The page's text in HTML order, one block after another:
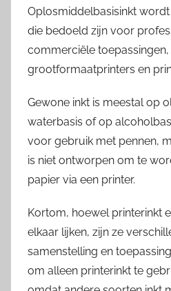
Oplosmiddelbasisinkt
die bedoeld zijn voor
commerciële toepassingen,
grootformaatprinters en
Gewone inkt is meestal op
waterbasis of op
voor gebruik met pennen,
is niet ontworpen om te
papier via een printer.
Kortom, hoewel printerinkt
elkaar lijken, zijn ze
samenstelling en
om alleen printerinkt te